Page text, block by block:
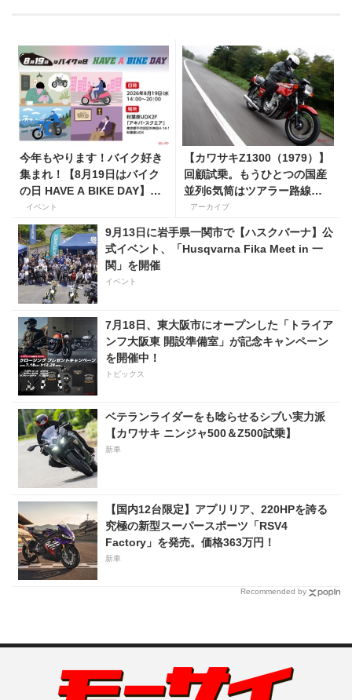
今年もやります！バイク好き
集まれ！【8月19日はバイク
の日 HAVE A BIKE DAY】を
東京・秋葉原で開催！
イベント
【カワサキZ1300（1979）】
回顧試乗。もうひとつの国産
並列6気筒はツアラー路線で
生き残った
アーカイブ
9月13日に岩手県一関市で【ハスクバーナ】公
式イベント、「Husqvarna Fika Meet in 一
関」を開催
イベント
7月18日、東大阪市にオープンした「トライア
ンフ大阪東 開設準備室」が記念キャンペーン
を開催中！
トピックス
ベテランライダーをも唸らせるシブい実力派
【カワサキ ニンジャ500＆Z500試乗】
新車
【国内12台限定】アプリリア、220HPを誇る
究極の新型スーパースポーツ「RSV4
Factory」を発売。価格363万円！
新車
Recommended by